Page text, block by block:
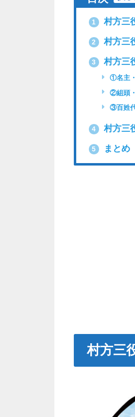
1 村方三
2 村方三
3 村方三
①名主
②組頭
③百姓
4 村方三
5 まとめ
村方三